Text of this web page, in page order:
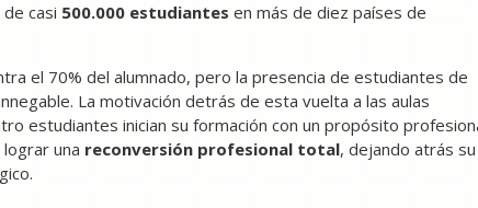
casi 500.000 estudiantes en más de diez países de
el 70% del alumnado, pero la presencia de estudiantes de
La motivación detrás de esta vuelta a las aulas
estudiantes inician su formación con un propósito
una reconversión profesional total, dejando atrás su